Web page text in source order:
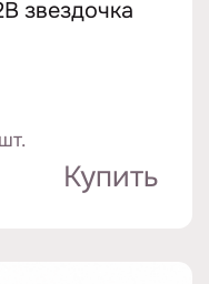
звездочка
Купить